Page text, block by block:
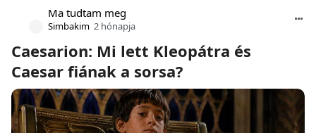
Ma tudtam meg
Simbakim 2 hónapja
Caesarion: Mi lett Kleopátra és
Caesar fiának a sorsa?